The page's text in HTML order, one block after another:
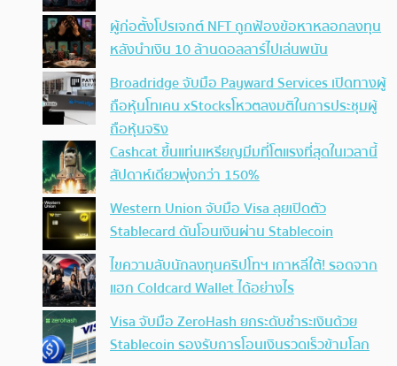
ผู้ก่อตั้งโปรเจกต์ NFT ถูกฟ้องข้อหาหลอกลงทุน
หลังนำเงิน 10 ล้านดอลลาร์ไปเล่นพนัน
Broadridge จับมือ Payward Services เปิดทางผู้
ถือหุ้นโทเคน xStocksโหวตลงมติในการประชุมผู้
ถือหุ้นจริง
Cashcat ขึ้นแท่นเหรียญมีมที่โตแรงที่สุดในเวลานี้
สัปดาห์เดียวพุ่งกว่า 150%
Western Union จับมือ Visa ลุยเปิดตัว
Stablecard ดันโอนเงินผ่าน Stablecoin
ไขความลับนักลงทุนคริปโทฯ เกาหลีใต้! รอดจาก
แฮก Coldcard Wallet ได้อย่างไร
Visa จับมือ ZeroHash ยกระดับชำระเงินด้วย
Stablecoin รองรับการโอนเงินรวดเร็วข้ามโลก